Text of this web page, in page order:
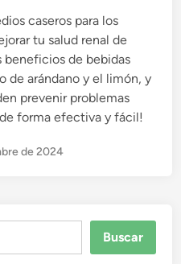
caseros para los
tu salud renal de
beneficios de bebidas
de arándano y el limón, y
prevenir problemas
forma efectiva y fácil!
de 2024
Buscar